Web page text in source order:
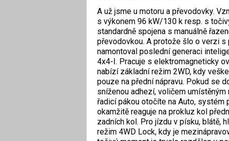
A už jsme u motoru a převodovky.
s výkonem 96 kW/130 k resp. s
standardně spojena s manuálně
převodovkou. A protože šlo o verzi s
namontoval poslední generaci
4x4-I. Pracuje s elektromagneticky
nabízí základní režim 2WD, kdy
pouze na přední nápravu. Pokud se
sníženou adhezí, voličem
řadicí pákou otočíte na Auto, systém
okamžitě reaguje na prokluz kol
zadních kol. Pro jízdu v písku, blátě,
režim 4WD Lock, kdy je